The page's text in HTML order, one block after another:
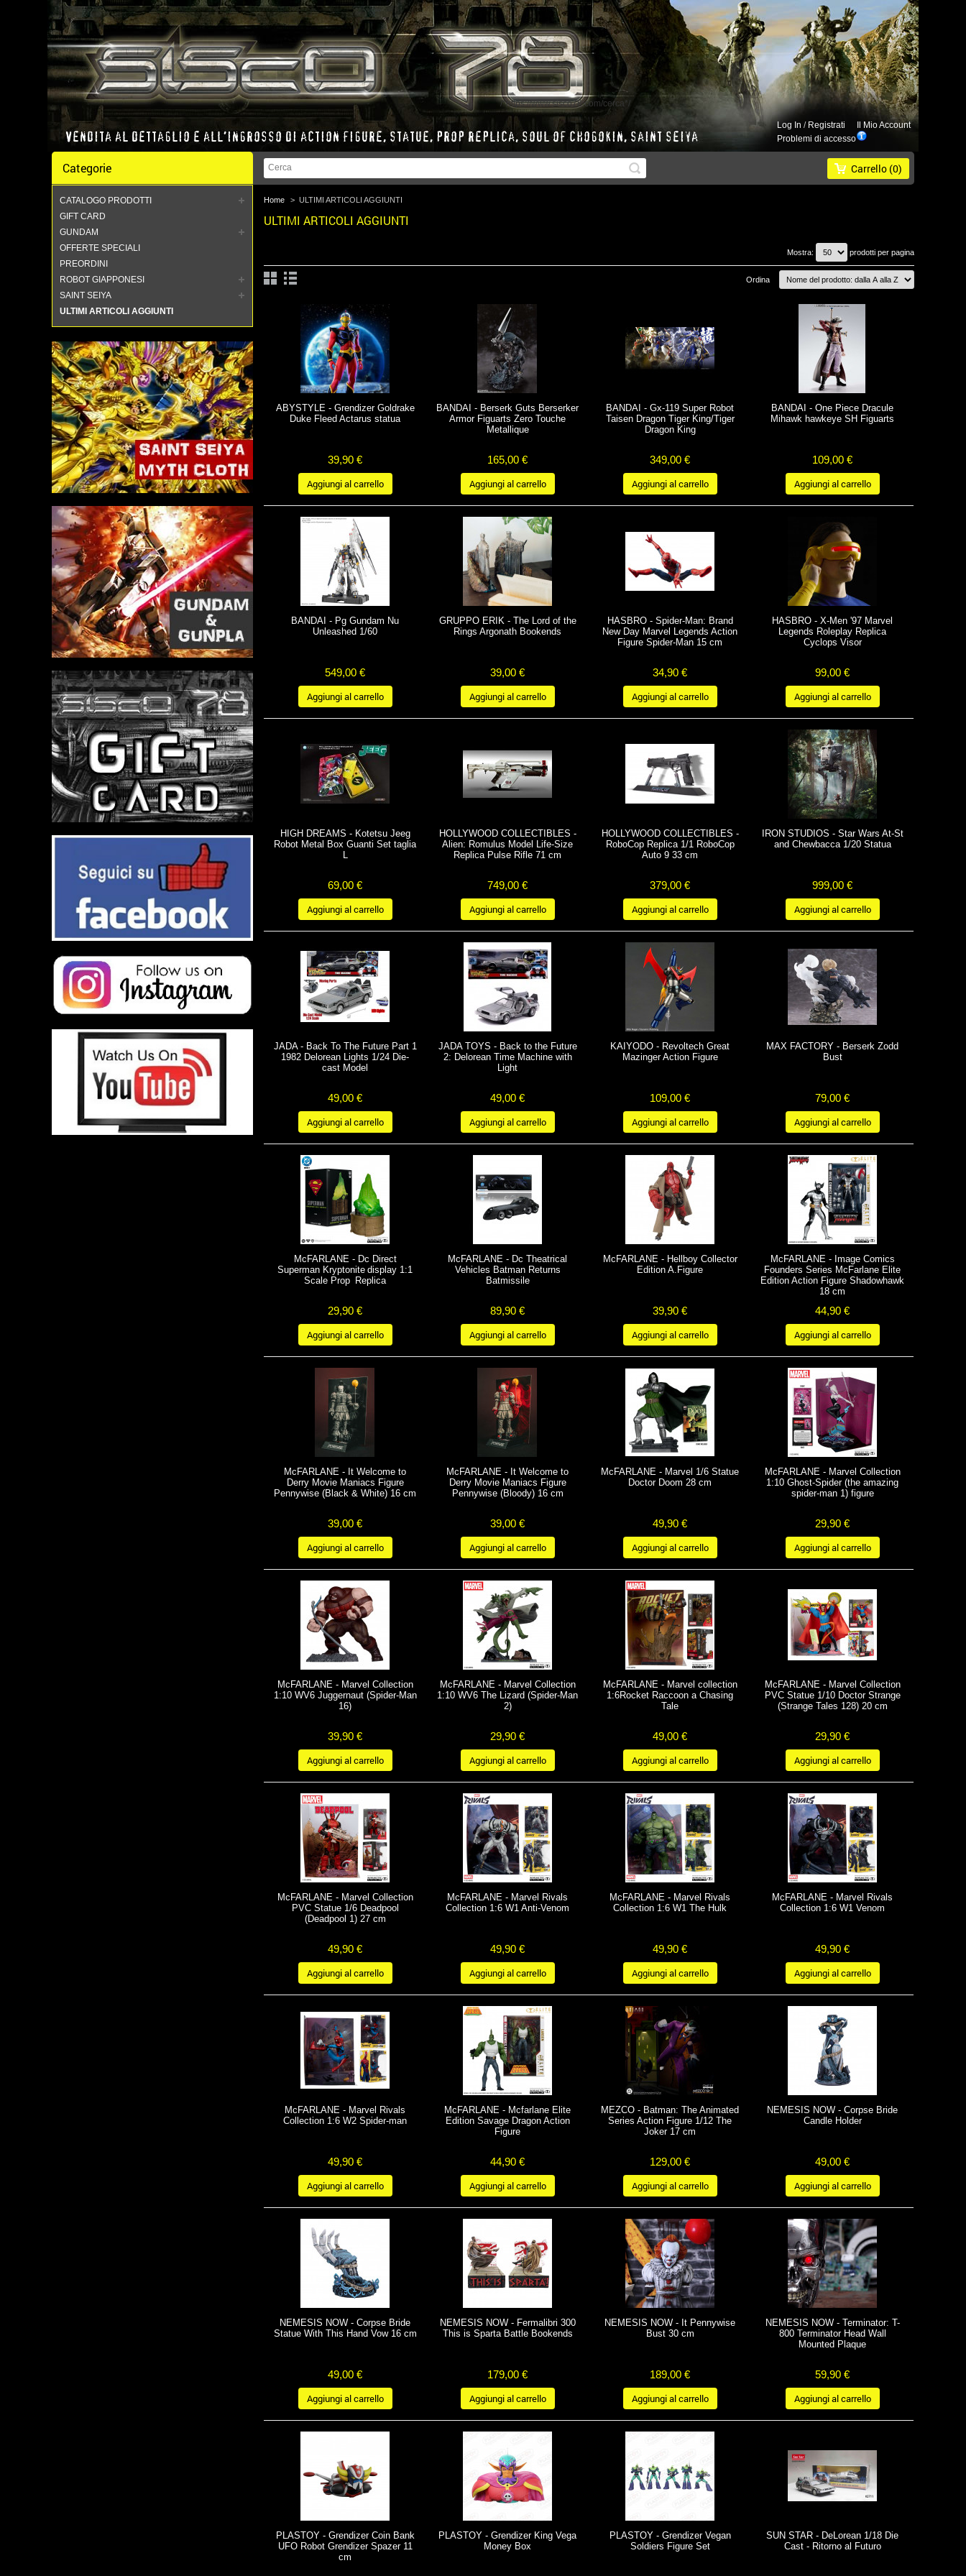
/*https://www.sisco78.com/cerca*/
Log In / Registrati
Il Mio Account
Problemi di accesso
Carrello (0)
Categorie
CATALOGO PRODOTTI
GIFT CARD
GUNDAM
OFFERTE SPECIALI
PREORDINI
ROBOT GIAPPONESI
SAINT SEIYA
ULTIMI ARTICOLI AGGIUNTI
Home > ULTIMI ARTICOLI AGGIUNTI
ULTIMI ARTICOLI AGGIUNTI
Mostra: prodotti per pagina
Ordina
ABYSTYLE - Grendizer Goldrake
Duke Fleed Actarus statua
39,90 €
Aggiungi al carrello
BANDAI - Berserk Guts Berserker
Armor Figuarts Zero Touche
Metallique
165,00 €
Aggiungi al carrello
BANDAI - Gx-119 Super Robot
Taisen Dragon Tiger King/Tiger
Dragon King
349,00 €
Aggiungi al carrello
BANDAI - One Piece Dracule
Mihawk hawkeye SH Figuarts
109,00 €
Aggiungi al carrello
BANDAI - Pg Gundam Nu
Unleashed 1/60
549,00 €
Aggiungi al carrello
GRUPPO ERIK - The Lord of the
Rings Argonath Bookends
39,00 €
Aggiungi al carrello
HASBRO - Spider-Man: Brand
New Day Marvel Legends Action
Figure Spider-Man 15 cm
34,90 €
Aggiungi al carrello
HASBRO - X-Men '97 Marvel
Legends Roleplay Replica
Cyclops Visor
99,00 €
Aggiungi al carrello
HIGH DREAMS - Kotetsu Jeeg
Robot Metal Box Guanti Set taglia
L
69,00 €
Aggiungi al carrello
HOLLYWOOD COLLECTIBLES -
Alien: Romulus Model Life-Size
Replica Pulse Rifle 71 cm
749,00 €
Aggiungi al carrello
HOLLYWOOD COLLECTIBLES -
RoboCop Replica 1/1 RoboCop
Auto 9 33 cm
379,00 €
Aggiungi al carrello
IRON STUDIOS - Star Wars At-St
and Chewbacca 1/20 Statua
999,00 €
Aggiungi al carrello
JADA - Back To The Future Part 1
1982 Delorean Lights 1/24 Die-
cast Model
49,00 €
Aggiungi al carrello
JADA TOYS - Back to the Future
2: Delorean Time Machine with
Light
49,00 €
Aggiungi al carrello
KAIYODO - Revoltech Great
Mazinger Action Figure
109,00 €
Aggiungi al carrello
MAX FACTORY - Berserk Zodd
Bust
79,00 €
Aggiungi al carrello
McFARLANE - Dc Direct
Superman Kryptonite display 1:1
Scale Prop Replica
29,90 €
Aggiungi al carrello
McFARLANE - Dc Theatrical
Vehicles Batman Returns
Batmissile
89,90 €
Aggiungi al carrello
McFARLANE - Hellboy Collector
Edition A.Figure
39,90 €
Aggiungi al carrello
McFARLANE - Image Comics
Founders Series McFarlane Elite
Edition Action Figure Shadowhawk
18 cm
44,90 €
Aggiungi al carrello
McFARLANE - It Welcome to
Derry Movie Maniacs Figure
Pennywise (Black & White) 16 cm
39,00 €
Aggiungi al carrello
McFARLANE - It Welcome to
Derry Movie Maniacs Figure
Pennywise (Bloody) 16 cm
39,00 €
Aggiungi al carrello
McFARLANE - Marvel 1/6 Statue
Doctor Doom 28 cm
49,90 €
Aggiungi al carrello
McFARLANE - Marvel Collection
1:10 Ghost-Spider (the amazing
spider-man 1) figure
29,90 €
Aggiungi al carrello
McFARLANE - Marvel Collection
1:10 WV6 Juggernaut (Spider-Man
16)
39,90 €
Aggiungi al carrello
McFARLANE - Marvel Collection
1:10 WV6 The Lizard (Spider-Man
2)
29,90 €
Aggiungi al carrello
McFARLANE - Marvel collection
1:6Rocket Raccoon a Chasing
Tale
49,00 €
Aggiungi al carrello
McFARLANE - Marvel Collection
PVC Statue 1/10 Doctor Strange
(Strange Tales 128) 20 cm
29,90 €
Aggiungi al carrello
McFARLANE - Marvel Collection
PVC Statue 1/6 Deadpool
(Deadpool 1) 27 cm
49,90 €
Aggiungi al carrello
McFARLANE - Marvel Rivals
Collection 1:6 W1 Anti-Venom
49,90 €
Aggiungi al carrello
McFARLANE - Marvel Rivals
Collection 1:6 W1 The Hulk
49,90 €
Aggiungi al carrello
McFARLANE - Marvel Rivals
Collection 1:6 W1 Venom
49,90 €
Aggiungi al carrello
McFARLANE - Marvel Rivals
Collection 1:6 W2 Spider-man
49,90 €
Aggiungi al carrello
McFARLANE - Mcfarlane Elite
Edition Savage Dragon Action
Figure
44,90 €
Aggiungi al carrello
MEZCO - Batman: The Animated
Series Action Figure 1/12 The
Joker 17 cm
129,00 €
Aggiungi al carrello
NEMESIS NOW - Corpse Bride
Candle Holder
49,00 €
Aggiungi al carrello
NEMESIS NOW - Corpse Bride
Statue With This Hand Vow 16 cm
49,00 €
Aggiungi al carrello
NEMESIS NOW - Fermalibri 300
This is Sparta Battle Bookends
179,00 €
Aggiungi al carrello
NEMESIS NOW - It Pennywise
Bust 30 cm
189,00 €
Aggiungi al carrello
NEMESIS NOW - Terminator: T-
800 Terminator Head Wall
Mounted Plaque
59,90 €
Aggiungi al carrello
PLASTOY - Grendizer Coin Bank
UFO Robot Grendizer Spazer 11
cm
PLASTOY - Grendizer King Vega
Money Box
PLASTOY - Grendizer Vegan
Soldiers Figure Set
SUN STAR - DeLorean 1/18 Die
Cast - Ritorno al Futuro